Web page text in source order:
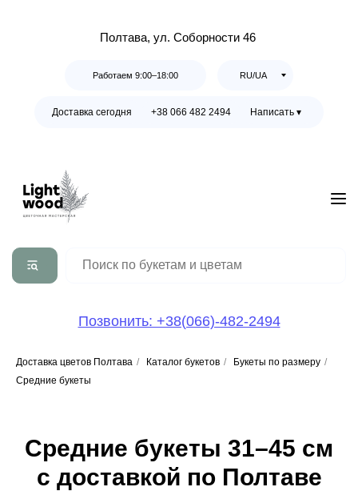
Полтава, ул. Соборности 46
RU/UA
Работаем 9:00–18:00
Доставка сегодня +38 066 482 2494 Написать ▾
Позвонить: +38(066)-482-2494
Доставка цветов Полтава / Каталог букетов / Букеты по размеру /
Средние букеты
Средние букеты 31–45 см
с доставкой по Полтаве